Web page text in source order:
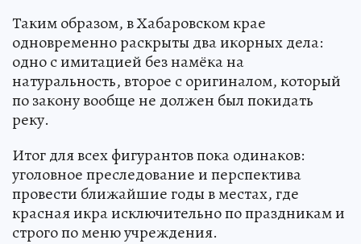
Таким образом, в Хабаровском крае
одновременно раскрыты два икорных дела:
одно с имитацией без намёка на
натуральность, второе с оригиналом, который
по закону вообще не должен был покидать
реку.
Итог для всех фигурантов пока одинаков:
уголовное преследование и перспектива
провести ближайшие годы в местах, где
красная икра исключительно по праздникам и
строго по меню учреждения.